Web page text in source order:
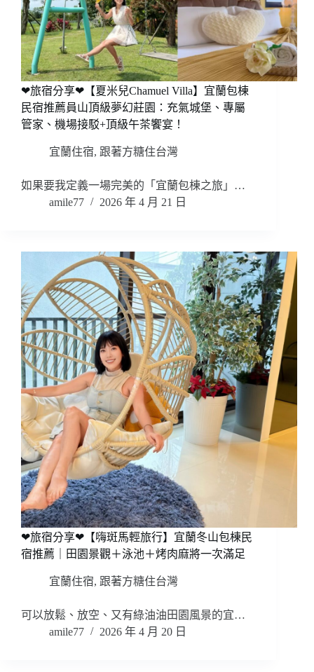
❤旅宿分享❤【夏米兒Chamuel Villa】宜蘭包棟
民宿推薦員山頂級夢幻莊園：充氣城堡、專屬
管家、機場接駁+頂級午茶饗宴！
宜蘭住宿, 跟著方糖住台灣
如果要我定義一場完美的「宜蘭包棟之旅」…
amile77
2026 年 4 月 21 日
❤旅宿分享❤【嗨斑馬輕旅行】宜蘭冬山包棟民
宿推薦｜田園景觀＋泳池＋烤肉麻將一次滿足
宜蘭住宿, 跟著方糖住台灣
可以放鬆、放空、又有綠油油田園風景的宜…
amile77
2026 年 4 月 20 日